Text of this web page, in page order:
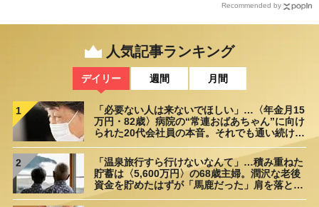
Recommended by
人気記事ランキング
デイリー 週間 月間
1
「必要ない人は来ないでほしい」…〈年金月15
万円・82歳〉病院の“常連おばあちゃん”に向け
られた20代会社員の本音。それでも通い続ける
2
「温泉旅行すら行けないなんて」…積み重ねた
貯蓄は〈5,600万円〉の68歳主婦。潤沢な老後
資金を貯めたはずが「馬鹿だった」肩を落とす